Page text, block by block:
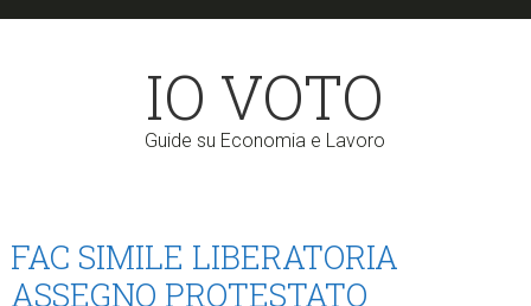
Skip
Skip
IO VOTO
Guide su Economia e Lavoro
FAC SIMILE LIBERATORIA
ASSEGNO PROTESTATO​